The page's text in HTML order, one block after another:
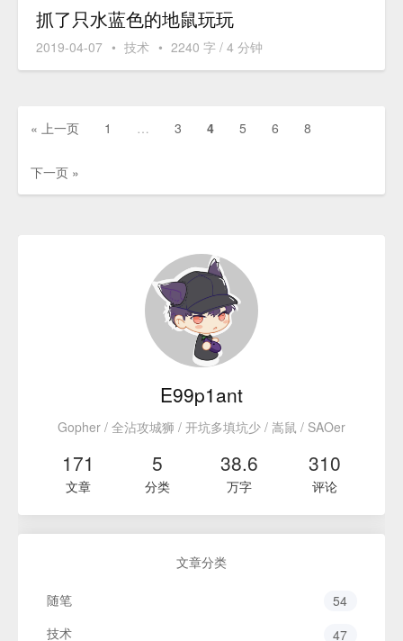
抓了只水蓝色的地鼠玩玩
2019-04-07 • 技术 • 2240 字 / 4 分钟
« 上一页 1 … 3 4 5 6 8
下一页 »
E99p1ant
Gopher / 全沾攻城狮 / 开坑多填坑少 / 嵩鼠 / SAOer
171
文章
5
分类
38.6
万字
310
评论
文章分类
随笔
54
技术
47